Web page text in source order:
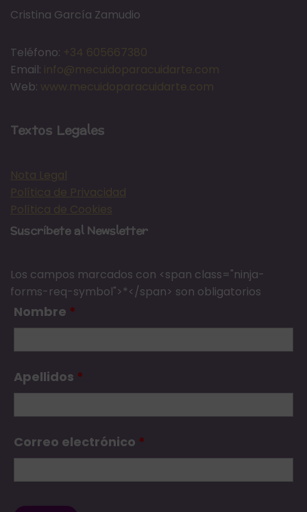
Cristina García Zamudio
Teléfono:
Email:
Web:
Textos Legales
Suscríbete al Newsletter
Los campos marcados con <span class="ninja-
forms-req-symbol">*</span> son obligatorios
Nombre *
Apellidos *
Correo electrónico *